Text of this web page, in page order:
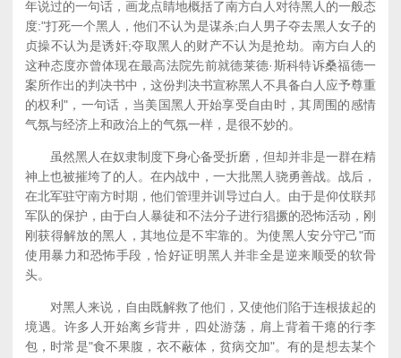
年说过的一句话，画龙点睛地概括了南方白人对待黑人的一般态
度:"打死一个黑人，他们不认为是谋杀;白人男子夺去黑人女子的
贞操不认为是诱奸;夺取黑人的财产不认为是抢劫。南方白人的
这种态度亦曾体现在最高法院先前就德莱德·斯科特诉桑福德一
案所作出的判决书中，这份判决书宣称黑人不具备白人应予尊重
的权利"，一句话，当美国黑人开始享受自由时，其周围的感情
气氛与经济上和政治上的气氛一样，是很不妙的。
虽然黑人在奴隶制度下身心备受折磨，但却并非是一群在精
神上也被摧垮了的人。在内战中，一大批黑人骁勇善战。战后，
在北军驻守南方时期，他们管理并训导过白人。由于是仰仗联邦
军队的保护，由于白人暴徒和不法分子进行猖撅的恐怖活动，刚
刚获得解放的黑人，其地位是不牢靠的。为使黑人安分守己"而
使用暴力和恐怖手段，恰好证明黑人并非全是逆来顺受的软骨
头。
对黑人来说，自由既解救了他们，又使他们陷于连根拔起的
境遇。许多人开始离乡背井，四处游荡，肩上背着干瘪的行李
包，时常是"食不果腹，衣不蔽体，贫病交加"。有的是想去某个